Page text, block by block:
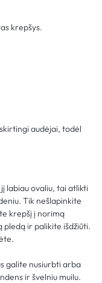
krepšys.
audėjai, todėl
labiau ovaliu, tai atlikti
Tik nešlapinkite
krepšį į norimą
ir palikite išdžiūti.
galite nusiurbti arba
ir švelniu muilu.